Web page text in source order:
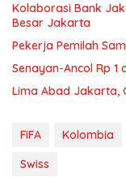
Kolaborasi Bank
Besar Jakarta
Pekerja Pemilah
Senayan-Ancol Rp
Lima Abad Jakarta,
FIFA Kolombia
Swiss